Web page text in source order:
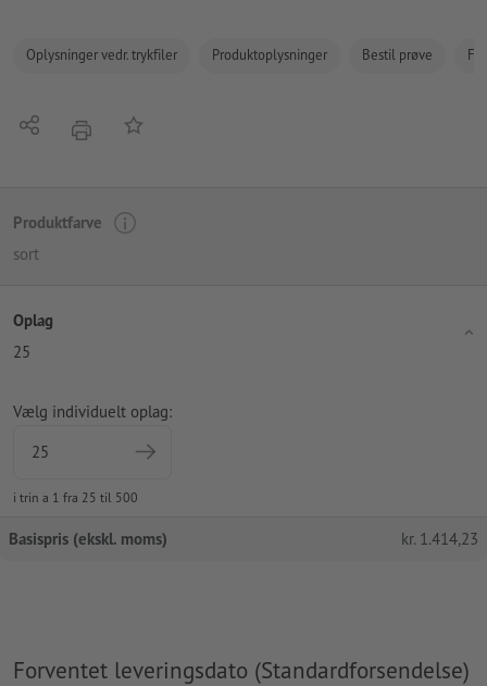
Oplysninger vedr. trykfiler Produktoplysninger Bestil prøve
Del tryk Tilføj til huskelisten
Produktfarve
sort
Oplag
25
Vælg individuelt oplag:
i trin a 1 fra 25 til 500
Basispris (ekskl. moms) kr. 1.414,23
Forventet leveringsdato (Standardforsendelse)